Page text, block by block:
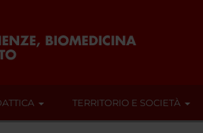
TERRITORIO E SOCIETÀ